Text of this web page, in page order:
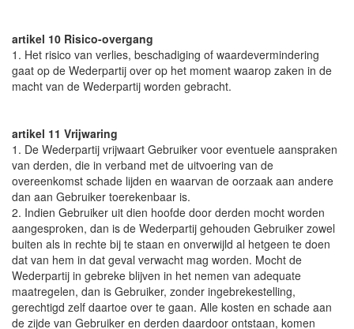
artikel 10 Risico-overgang
1. Het risico van verlies, beschadiging of waardevermindering
gaat op de Wederpartij over op het moment waarop zaken in de
macht van de Wederpartij worden gebracht.
artikel 11 Vrijwaring
1. De Wederpartij vrijwaart Gebruiker voor eventuele aanspraken
van derden, die in verband met de uitvoering van de
overeenkomst schade lijden en waarvan de oorzaak aan andere
dan aan Gebruiker toerekenbaar is.
2. Indien Gebruiker uit dien hoofde door derden mocht worden
aangesproken, dan is de Wederpartij gehouden Gebruiker zowel
buiten als in rechte bij te staan en onverwijld al hetgeen te doen
dat van hem in dat geval verwacht mag worden. Mocht de
Wederpartij in gebreke blijven in het nemen van adequate
maatregelen, dan is Gebruiker, zonder ingebrekestelling,
gerechtigd zelf daartoe over te gaan. Alle kosten en schade aan
de zijde van Gebruiker en derden daardoor ontstaan, komen